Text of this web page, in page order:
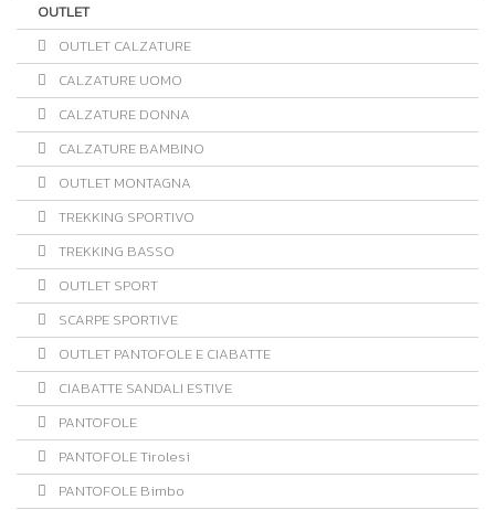
OUTLET
OUTLET CALZATURE
CALZATURE UOMO
CALZATURE DONNA
CALZATURE BAMBINO
OUTLET MONTAGNA
TREKKING SPORTIVO
TREKKING BASSO
OUTLET SPORT
SCARPE SPORTIVE
OUTLET PANTOFOLE E CIABATTE
CIABATTE SANDALI ESTIVE
PANTOFOLE
PANTOFOLE Tirolesi
PANTOFOLE Bimbo